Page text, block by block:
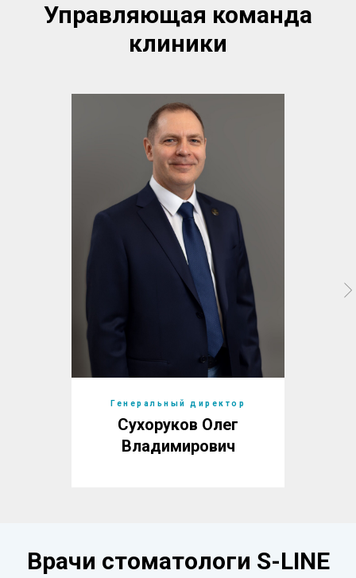
Управляющая команда
клиники
Генеральный директор
Сухоруков Олег
Владимирович
Врачи стоматологи S-LINE